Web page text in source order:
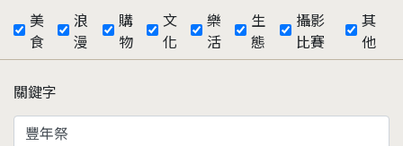
美
食
浪
漫
購
物
文
化
樂
活
生
態
攝影
比賽
其
他
關鍵字